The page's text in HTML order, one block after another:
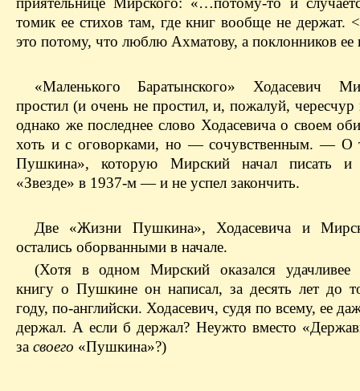
томик ее стихов там, где книг вообще не
это потому, что люблю Ахматову, а поклонников
«Маленького Баратынского» Ходасевич
простил (и очень не простил, и, пожалуй, чересчур
однако же последнее слово Ходасевича о своем
хоть и с оговорками, но — сочувственным. — О
Пушкина», которую Мирский начал писать и
«Звезде» в 1937-м — и не успел закончить.
Две «Жизни Пушкина», Ходасевича и
остались оборванными в начале.
(Хотя в одном Мирский оказался удачливее
книгу о Пушкине он написал, за десять лет до
году, по-английски. Ходасевич, судя по всему, ее
держал. А если б держал? Неужто вместо
за своего «Пушкина»?)